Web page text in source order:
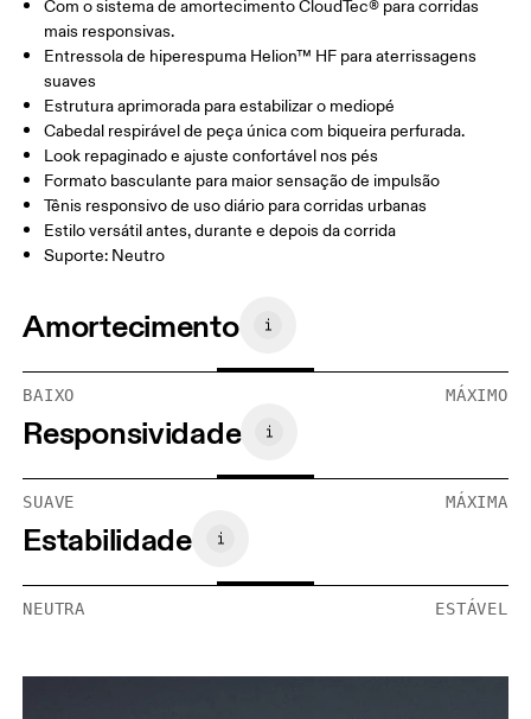
Com o sistema de amortecimento CloudTec® para corridas
mais responsivas.
Entressola de hiperespuma Helion™ HF para aterrissagens
suaves
Estrutura aprimorada para estabilizar o mediopé
Cabedal respirável de peça única com biqueira perfurada.
Look repaginado e ajuste confortável nos pés
Formato basculante para maior sensação de impulsão
Tênis responsivo de uso diário para corridas urbanas
Estilo versátil antes, durante e depois da corrida
Suporte: Neutro
Amortecimento
BAIXO MÁXIMO
Responsividade
SUAVE MÁXIMA
Estabilidade
NEUTRA ESTÁVEL